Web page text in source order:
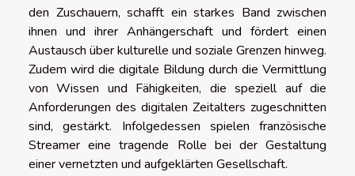
den Zuschauern, schafft ein starkes Band zwischen
ihnen und ihrer Anhängerschaft und fördert einen
Austausch über kulturelle und soziale Grenzen hinweg.
Zudem wird die digitale Bildung durch die Vermittlung
von Wissen und Fähigkeiten, die speziell auf die
Anforderungen des digitalen Zeitalters zugeschnitten
sind, gestärkt. Infolgedessen spielen französische
Streamer eine tragende Rolle bei der Gestaltung
einer vernetzten und aufgeklärten Gesellschaft.